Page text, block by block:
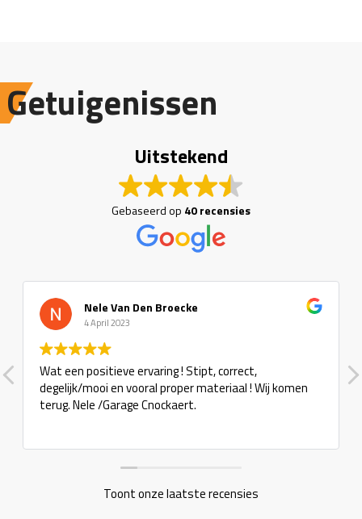
Getuigenissen
Uitstekend
Gebaseerd op 40 recensies
! Stipt, correct,
materiaal ! Wij komen
Tuba Maga
Super zaak, dit zijn nog
Toont onze laatste recensies